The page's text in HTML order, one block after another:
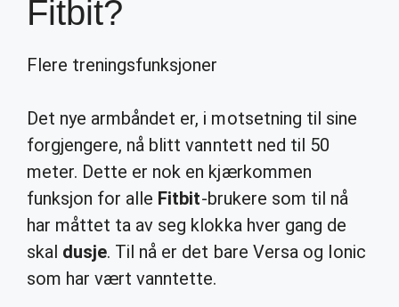
Fitbit?
Flere treningsfunksjoner
Det nye armbåndet er, i motsetning til sine
forgjengere, nå blitt vanntett ned til 50
meter. Dette er nok en kjærkommen
funksjon for alle Fitbit-brukere som til nå
har måttet ta av seg klokka hver gang de
skal dusje. Til nå er det bare Versa og Ionic
som har vært vanntette.